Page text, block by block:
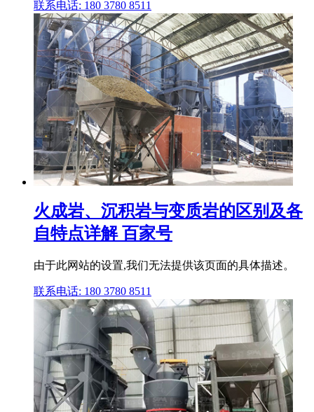
联系电话: 180 3780 8511
火成岩、沉积岩与变质岩的区别及各
自特点详解 百家号
由于此网站的设置,我们无法提供该页面的具体描述。
联系电话: 180 3780 8511